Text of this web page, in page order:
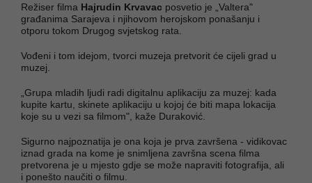
Režiser filma Hajrudin Krvavac posvetio je „Valtera"
građanima Sarajeva i njihovom herojskom ponašanju i
otporu tokom Drugog svjetskog rata.
Vođeni i tom idejom, tvorci muzeja pretvorit će cijeli grad u
muzej.
„Grupa mladih ljudi radi digitalnu aplikaciju za muzej: kada
kupite kartu, skinete aplikaciju u kojoj će biti mapa lokacija
koje su u vezi sa filmom", kaže Duraković.
Sigurno najpoznatija je ona koja je prva završena - vidikovac
iznad grada na kome je snimljena završna scena filma
pretvorena je u mjesto gdje se može napraviti fotografija, ali
i ponešto naučiti o filmu.